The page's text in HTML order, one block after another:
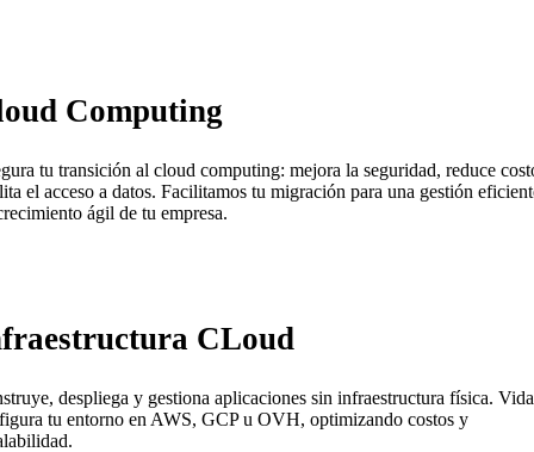
Computing
tu transición al cloud computing: mejora la seguridad, reduce
el acceso a datos. Facilitamos tu migración para una gestión
ágil de tu empresa.
CLoud
despliega y gestiona aplicaciones sin infraestructura física.
tu entorno en AWS, GCP u OVH, optimizando costos y